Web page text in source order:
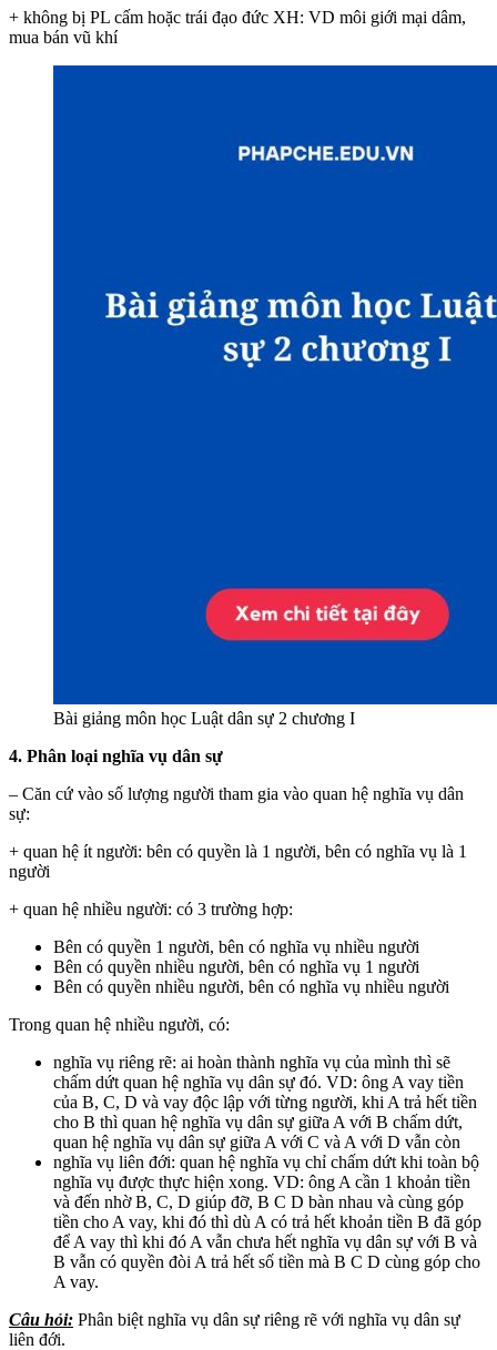
+ không bị PL cấm hoặc trái đạo đức XH: VD môi giới mại dâm,
mua bán vũ khí
Bài giảng môn học Luật dân sự 2 chương I
4. Phân loại nghĩa vụ dân sự
– Căn cứ vào số lượng người tham gia vào quan hệ nghĩa vụ dân
sự:
+ quan hệ ít người: bên có quyền là 1 người, bên có nghĩa vụ là 1
người
+ quan hệ nhiều người: có 3 trường hợp:
Bên có quyền 1 người, bên có nghĩa vụ nhiều người
Bên có quyền nhiều người, bên có nghĩa vụ 1 người
Bên có quyền nhiều người, bên có nghĩa vụ nhiều người
Trong quan hệ nhiều người, có:
nghĩa vụ riêng rẽ: ai hoàn thành nghĩa vụ của mình thì sẽ
chấm dứt quan hệ nghĩa vụ dân sự đó. VD: ông A vay tiền
của B, C, D và vay độc lập với từng người, khi A trả hết tiền
cho B thì quan hệ nghĩa vụ dân sự giữa A với B chấm dứt,
quan hệ nghĩa vụ dân sự giữa A với C và A với D vẫn còn
nghĩa vụ liên đới: quan hệ nghĩa vụ chỉ chấm dứt khi toàn bộ
nghĩa vụ được thực hiện xong. VD: ông A cần 1 khoản tiền
và đến nhờ B, C, D giúp đỡ, B C D bàn nhau và cùng góp
tiền cho A vay, khi đó thì dù A có trả hết khoản tiền B đã góp
để A vay thì khi đó A vẫn chưa hết nghĩa vụ dân sự với B và
B vẫn có quyền đòi A trả hết số tiền mà B C D cùng góp cho
A vay.
Câu hỏi: Phân biệt nghĩa vụ dân sự riêng rẽ với nghĩa vụ dân sự
liên đới.